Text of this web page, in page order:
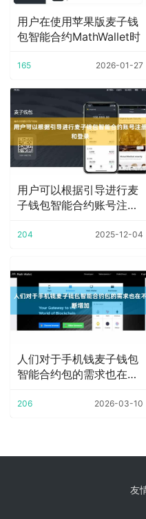
用户在使用苹果版麦子钱
包智能合约MathWallet时
165 2026-01-27
用户可以根据引导进行麦
子钱包智能合约账号注册
204 2025-12-04
人们对于手机钱麦子钱包
智能合约包的需求也在不
206 2026-03-10
友